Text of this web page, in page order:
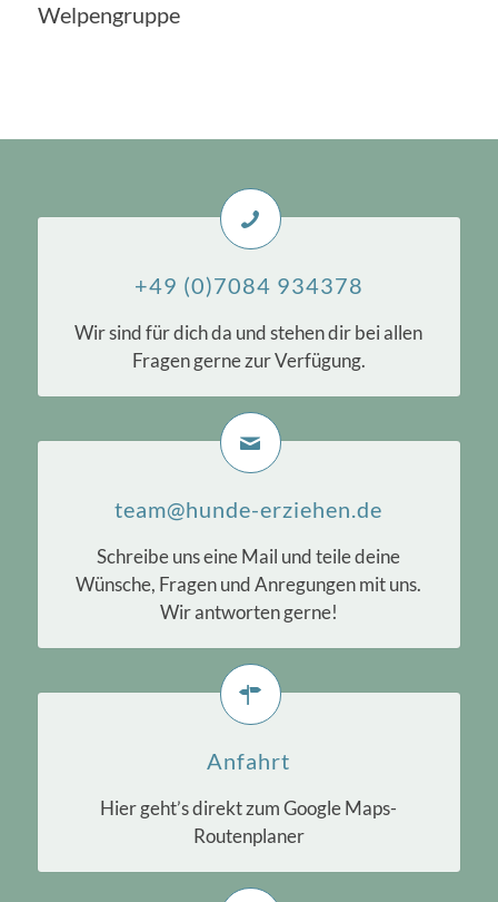
Welpengruppe
+49 (0)7084 934378
Wir sind für dich da und stehen dir bei allen
Fragen gerne zur Verfügung.
team@hunde-erziehen.de
Schreibe uns eine Mail und teile deine
Wünsche, Fragen und Anregungen mit uns.
Wir antworten gerne!
Anfahrt
Hier geht’s direkt zum Google Maps-
Routenplaner